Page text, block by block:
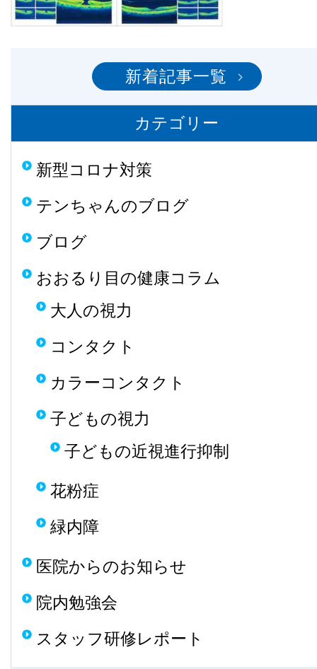
新着記事一覧
カテゴリー
新型コロナ対策
テンちゃんのブログ
ブログ
おおるり目の健康コラム
大人の視力
コンタクト
カラーコンタクト
子どもの視力
子どもの近視進行抑制
花粉症
緑内障
医院からのお知らせ
院内勉強会
スタッフ研修レポート